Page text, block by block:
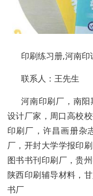
印刷练习册,河南
联系人：王先生
河南印刷厂，南
设计厂家，周口高校
印刷厂，许昌画册杂
厂，开封大学学报印
图书书刊印刷厂，贵
陕西印刷辅导材料，
书厂